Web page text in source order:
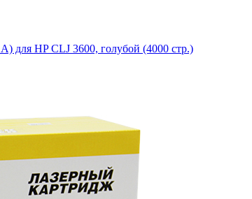
для HP CLJ 3600, голубой (4000 стр.)